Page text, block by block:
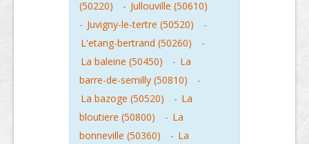
(50220)
- Jullouville (50610)
- Juvigny-le-tertre (50520)
-
L'etang-bertrand (50260)
-
La baleine (50450)
- La
barre-de-semilly (50810)
-
La bazoge (50520)
- La
bloutiere (50800)
- La
bonneville (50360)
- La